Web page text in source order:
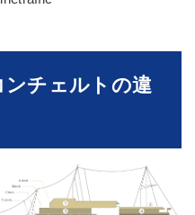
チェルトの違